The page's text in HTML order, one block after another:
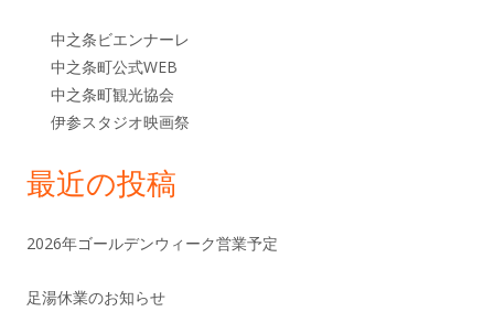
中之条ビエンナーレ
中之条町公式WEB
中之条町観光協会
伊参スタジオ映画祭
最近の投稿
2026年ゴールデンウィーク営業予定
足湯休業のお知らせ